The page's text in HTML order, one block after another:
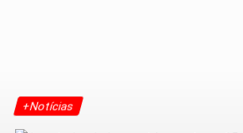
+Notícias